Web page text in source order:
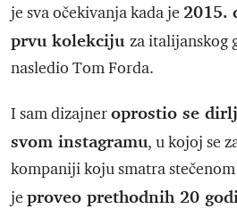
je sva očekivanja kada je 2015.
prvu kolekciju za italijanskog
nasledio Tom Forda.
I sam dizajneroprostio se
svom instagramu, u kojoj se
kompaniji koju smatra
je proveo prethodnih 20